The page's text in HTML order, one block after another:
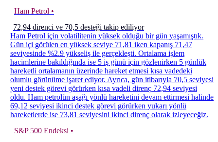
Ham Petrol •
72,94 direnci ve 70,5 desteği takip ediliyor
Ham Petrol için volatilitenin yüksek olduğu bir gün yaşamıştık.
Gün içi görülen en yüksek seviye 71,81 iken kapanış 71,47
seviyesinde %2.9 yükseliş ile gerçekleşti. Ortalama işlem
hacimlerine bakıldığında ise 5 iş günü için gözlenirken 5 günlük
hareketli ortalamanın üzerinde hareket etmesi kısa vadedeki
olumlu görünüme işaret ediyor. Ayrıca, gün itibarıyla 70,5 seviyesi
yeni destek görevi görürken kısa vadeli direnç 72,94 seviyesi
oldu. Ham petrolün aşağı yönlü hareketini devam ettirmesi halinde
69,12 seviyesi ikinci destek görevi görürken yukarı yönlü
hareketlerde ise 73,81 seviyesini ikinci direnç olarak izleyeceğiz.
S&P 500 Endeksi •